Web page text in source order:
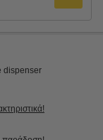
dispenser